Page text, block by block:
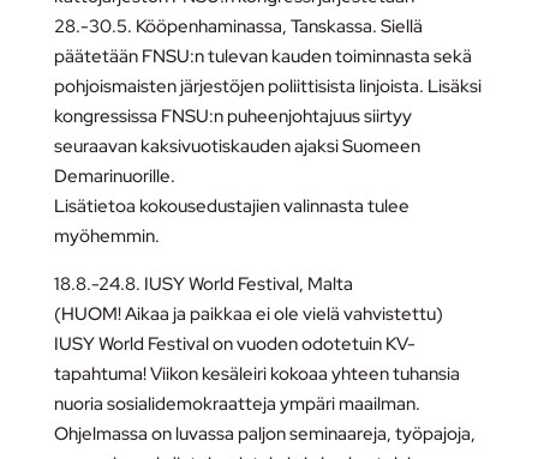
28.-30.5. Kööpenhaminassa, Tanskassa. Siellä
päätetään FNSU:n tulevan kauden toiminnasta sekä
pohjoismaisten järjestöjen poliittisista linjoista. Lisäksi
kongressissa FNSU:n puheenjohtajuus siirtyy
seuraavan kaksivuotiskauden ajaksi Suomeen
Demarinuorille.
Lisätietoa kokousedustajien valinnasta tulee
myöhemmin.
18.8.-24.8. IUSY World Festival, Malta
(HUOM! Aikaa ja paikkaa ei ole vielä vahvistettu)
IUSY World Festival on vuoden odotetuin KV-
tapahtuma! Viikon kesäleiri kokoaa yhteen tuhansia
nuoria sosialidemokraatteja ympäri maailman.
Ohjelmassa on luvassa paljon seminaareja, työpajoja,